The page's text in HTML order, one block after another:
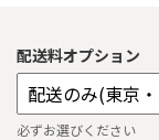
配送料オプション
必ずお選びください